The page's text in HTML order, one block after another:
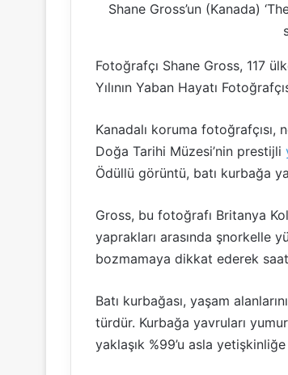
Shane Gross’un (Kanada)
Fotoğrafçı Shane Gross, 117
Yılının Yaban Hayatı
Kanadalı koruma fotoğrafçısı,
Doğa Tarihi Müzesi’nin prestijli
Ödüllü görüntü, batı kurbağa
Gross, bu fotoğrafı Britanya
yaprakları arasında şnorkelle
bozmamaya dikkat ederek
Batı kurbağası, yaşam
türdür. Kurbağa yavruları
yaklaşık %99’u asla